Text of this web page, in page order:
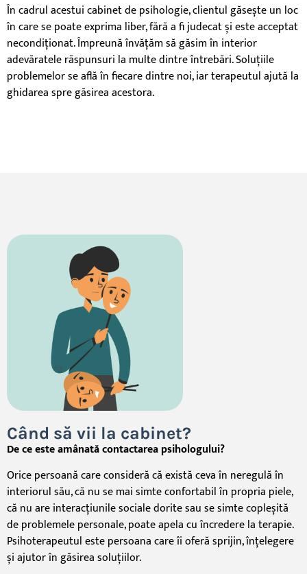
În cadrul acestui cabinet de psihologie, clientul găsește un loc
în care se poateexprima liber, fără a fi judecat și este acceptat
necondiționat. Împreună învățăm să găsim în interior
adevăratele răspunsuri la multe dintre întrebări. Soluțiile
problemelor se află în fiecare dintre noi, iar terapeutul ajută la
ghidarea spre găsirea acestora.
Când să vii la cabinet?
De ce este amânată contactarea psihologului?
Orice persoană care consideră că există ceva în neregulă în
interiorul său, că nu se mai simte confortabil în propria piele,
că nu are interacțiunile sociale dorite sau se simte copleșită
de problemele personale, poate apela cu încredere la terapie.
Psihoterapeutul este persoana care îi oferă sprijin, înțelegere
și ajutor în găsirea soluțiilor.